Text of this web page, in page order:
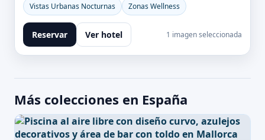
Vistas Urbanas Nocturnas
Zonas Wellness
Reservar Ver hotel 1 imagen seleccionada
Más colecciones en España